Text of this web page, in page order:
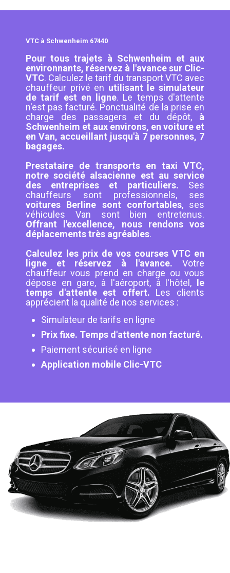
VTC à Schwenheim 67440
Pour tous trajets à Schwenheim et aux
environnants, réservez à l'avance sur Clic-
VTC. Calculez le tarif du transport VTC avec
chauffeur privé en utilisant le simulateur
de tarif est en ligne. Le temps d'attente
n'est pas facturé. Ponctualité de la prise en
charge des passagers et du dépôt, à
Schwenheim et aux environs, en voiture et
en Van, accueillant jusqu'à 7 personnes, 7
bagages.
Prestataire de transports en taxi VTC,
notre société alsacienne est au service
des entreprises et particuliers. Ses
chauffeurs sont professionnels, ses
voitures Berline sont confortables, ses
véhicules Van sont bien entretenus.
Offrant l'excellence, nous rendons vos
déplacements très agréables.
Calculez les prix de vos courses VTC en
ligne et réservez à l'avance. Votre
chauffeur vous prend en charge ou vous
dépose en gare, à l'aéroport, à l'hôtel,
le
temps d'attente est offert. Les clients
apprécient la qualité de nos services :
Simulateur de tarifs en ligne
Prix fixe. Temps d'attente non facturé.
Paiement sécurisé en ligne
Application mobile Clic-VTC